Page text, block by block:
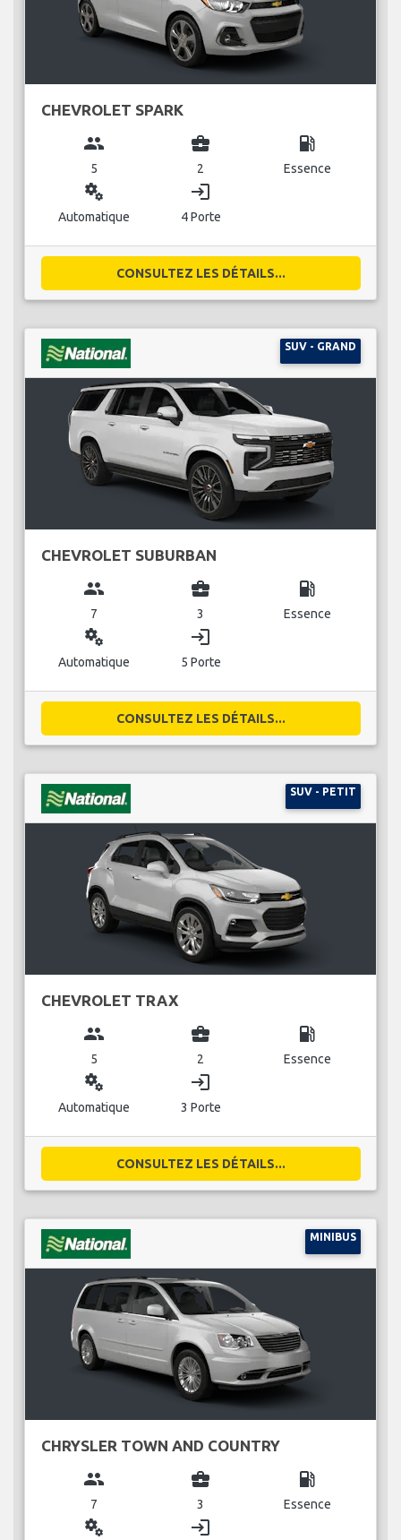
CHEVROLET SPARK
group
5
business_center
2
local_gas_station
Essence
miscellaneous_services
Automatique
login
4 Porte
CONSULTEZ LES DÉTAILS...
SUV - GRAND
CHEVROLET SUBURBAN
group
7
business_center
3
local_gas_station
Essence
miscellaneous_services
Automatique
login
5 Porte
CONSULTEZ LES DÉTAILS...
SUV - PETIT
CHEVROLET TRAX
group
5
business_center
2
local_gas_station
Essence
miscellaneous_services
Automatique
login
3 Porte
CONSULTEZ LES DÉTAILS...
MINIBUS
CHRYSLER TOWN AND COUNTRY
group
7
business_center
3
local_gas_station
Essence
miscellaneous_services login